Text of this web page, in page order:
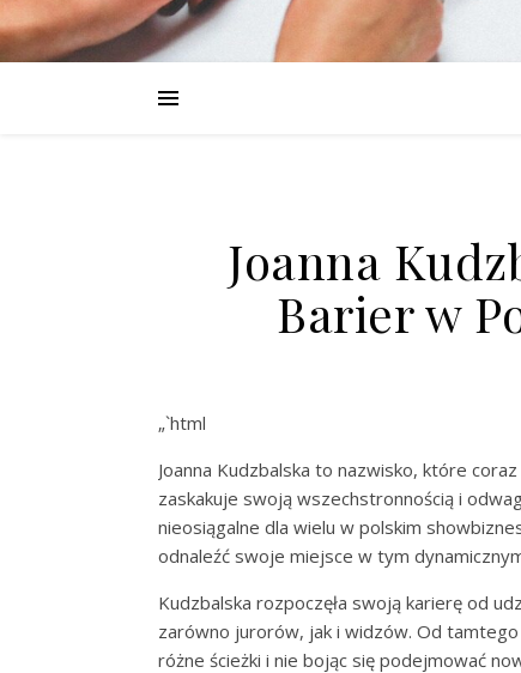
Joanna
Barier w
„`html
Joanna Kudzbalska to nazwisko, które
zaskakuje swoją wszechstronnością i
nieosiągalne dla wielu w polskim
odnaleźć swoje miejsce w tym
Kudzbalska rozpoczęła swoją karierę od
zarówno jurorów, jak i widzów. Od
różne ścieżki i nie bojąc się podejmować